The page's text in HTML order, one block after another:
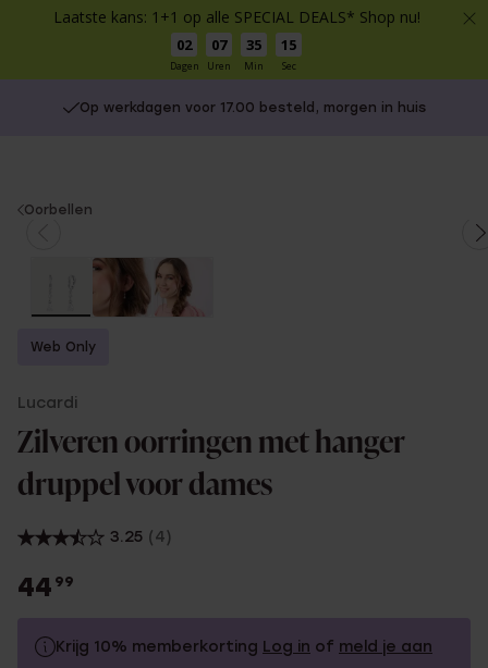
Laatste kans: 1+1 op alle SPECIAL DEALS* Shop nu!
02
Dagen
07
Uren
35
Min
14
Sec
Op werkdagen voor 17.00 besteld, morgen in huis
You
Oorbellen
Web Only
Lucardi
Zilveren oorringen met hanger
druppel voor dames
3.25 (4)
44 99
Krijg 10% memberkorting Log in of meld je aan